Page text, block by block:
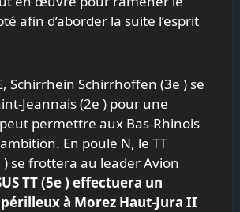
afin d’aborder la suite l’esprit
Schirrhein Schirrhoffen (3e ) se
Jeannais (2e ) pour une
permettre aux Bas-Rhinois
En poule N, le TT
) se frottera au leader Avion
TT (5e) effectuera un
à Morez Haut-Jura II